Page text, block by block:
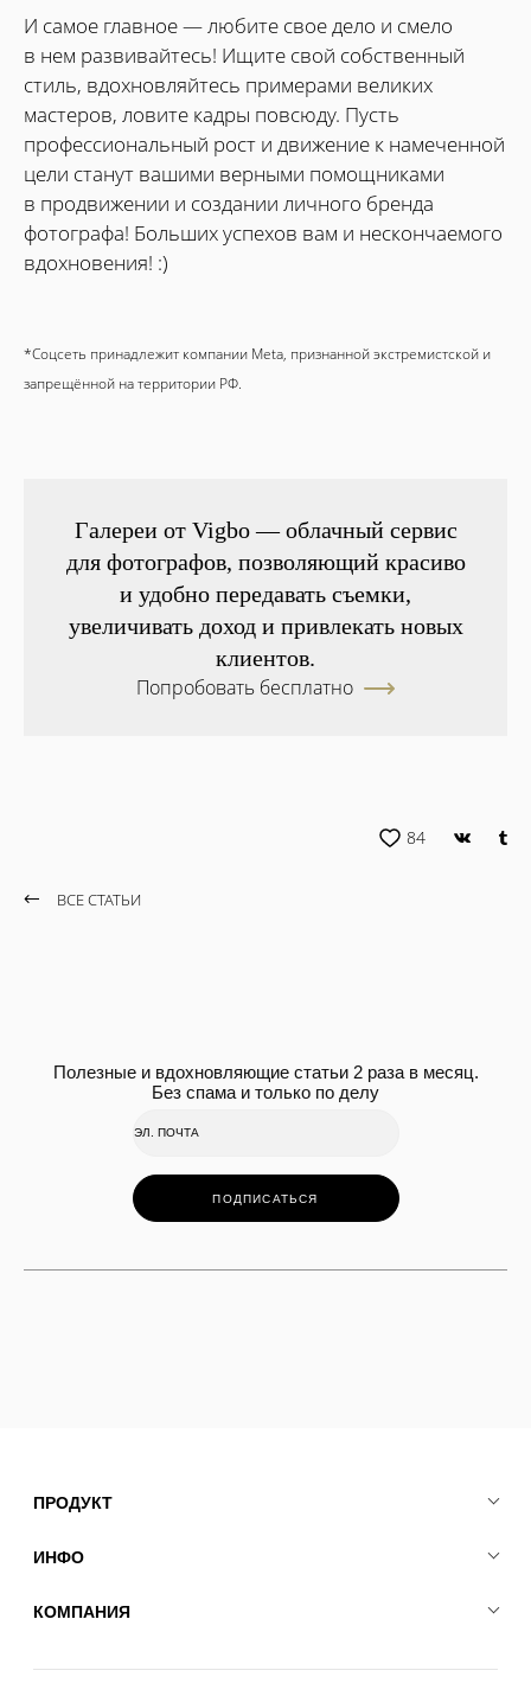
И самое главное — любите свое дело и смело
в нем развивайтесь! Ищите свой собственный
стиль, вдохновляйтесь примерами великих
мастеров, ловите кадры повсюду. Пусть
профессиональный рост и движение к намеченной
цели станут вашими верными помощниками
в продвижении и создании личного бренда
фотографа! Больших успехов вам и нескончаемого
вдохновения! :)
*Соцсеть принадлежит компании Meta, признанной экстремистской и
запрещённой на территории РФ.
Галереи от Vigbo — облачный сервис
для фотографов, позволяющий красиво
и удобно передавать съемки,
увеличивать доход и привлекать новых
клиентов.
Попробовать бесплатно
84
ВСЕ СТАТЬИ
Полезные и вдохновляющие статьи 2 раза в месяц.
Без спама и только по делу
ПОДПИСАТЬСЯ
ПРОДУКТ
ИНФО
КОМПАНИЯ